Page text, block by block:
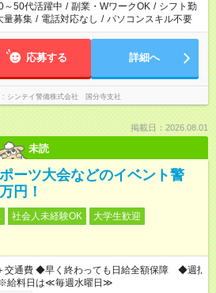
～50代活躍中 / 副業・WワークOK / シフト勤
量募集 / 電話対応なし / パソコンスキル不要
応募する 詳細へ
シンテイ警備株式会社 国分寺支社
掲載日：2026.08.01
未読
ーツ大会などのイベント警
円！
社会人未経験OK
大学生歓迎
交通費 ◆早く終わっても日給全額保障 ◆週払
※給料日は≪毎週水曜日≫